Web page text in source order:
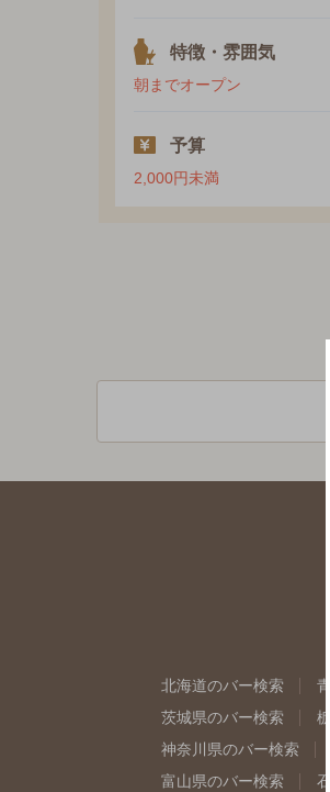
特徴・雰囲気
朝までオープン
予算
2,000円未満
北海道のバー検索
茨城県のバー検索
神奈川県のバー検索
富山県のバー検索